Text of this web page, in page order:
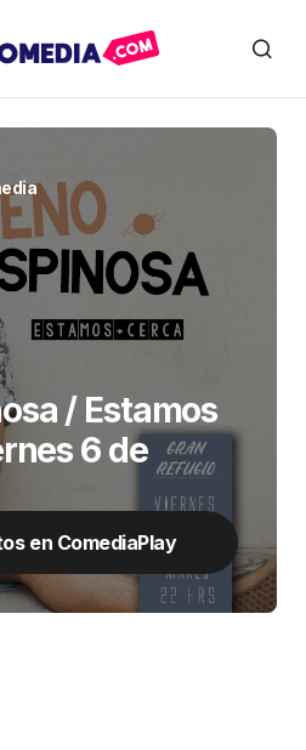
/ Estamos
6 de
en ComediaPlay